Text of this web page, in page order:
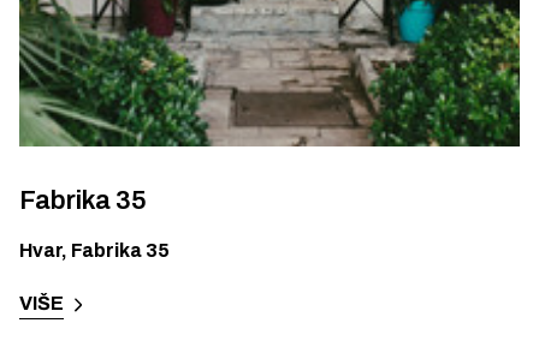
Fabrika 35
Hvar, Fabrika 35
VIŠE